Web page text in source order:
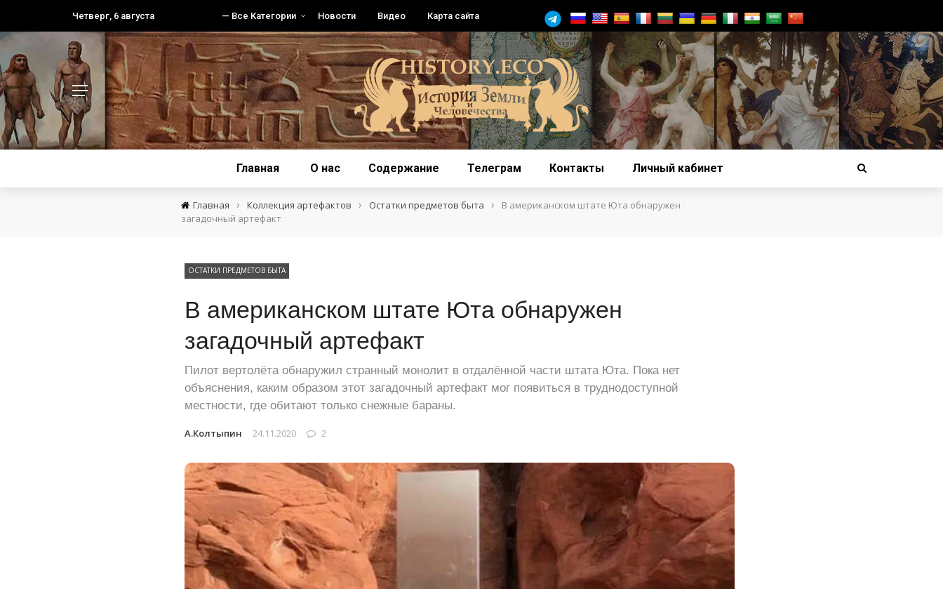
Четверг, 6 августа — Все Категории Новости Видео Карта сайта
Главная О нас Содержание Телеграм Контакты Личный кабинет
Главная › Коллекция артефактов › Остатки предметов быта ›
В американском штате Юта обнаружен
загадочный артефакт
ОСТАТКИ ПРЕДМЕТОВ БЫТА
В американском штате Юта обнаружен
загадочный артефакт
Пилот вертолёта обнаружил странный монолит в отдалённой части штата Юта. Пока нет
объяснения, каким образом этот загадочный артефакт мог появиться в труднодоступной
местности, где обитают только снежные бараны.
А.Колтыпин 24.11.2020 2